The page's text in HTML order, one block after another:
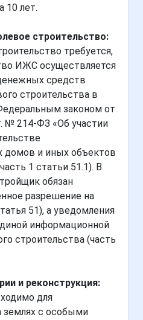
10 лет.
строительство:
требуется,
ИЖС осуществляется
средств
строительства в
законом от
№ 214-ФЗ «Об участии
домов и иных объектов
1 статьи 51.1). В
обязан
разрешение на
51), а уведомления
информационной
строительства (часть
и реконструкция:
для
землях с особыми